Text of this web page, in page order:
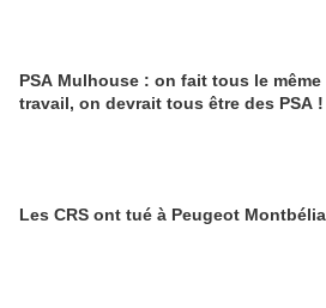
PSA Mulhouse : on fait tous le même
travail, on devrait tous être des PSA !
Les CRS ont tué à Peugeot